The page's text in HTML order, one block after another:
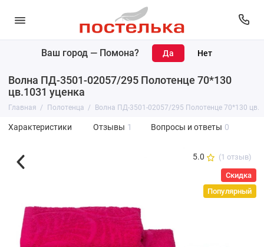
Ваш город — Помона?
Волна ПД-3501-02057/295 Полотенце 70*130
цв.1031 уценка
Главная Полотенца Волна ПД-3501-02057/295 Полотенце 70*130
Характеристики Отзывы 1 Вопросы и ответы 0
5.0 (1 отзыв)
Скидка
Популярный